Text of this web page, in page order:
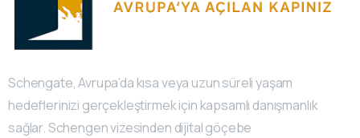
Schengate, Avrupa’da kısa veya uzun süreli yaşam
hedeflerinizi gerçekleştirmek için kapsamlı danışmanlık
sağlar. Schengen vizesinden dijital göçebe